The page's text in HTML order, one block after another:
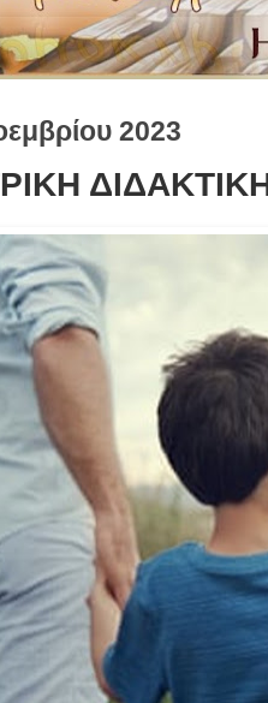
2023